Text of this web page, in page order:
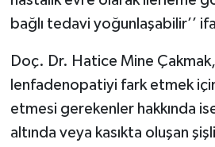
bağlı tedavi yoğunlaşabilir’’
Doç. Dr. Hatice Mine
lenfadenopatiyi fark etmek
etmesi gerekenler hakkında
altında veya kasıkta oluşan